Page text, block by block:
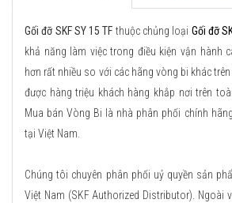
Gối đỡ SKF SY 15 TF thuộc chủng loại Gối đỡ
khả năng làm việc trong điều kiện vận hành
hơn rất nhiều so với các hãng vòng bi khác
được hàng triệu khách hàng khắp nơi trên
Mua bán Vòng Bi là nhà phân phối chính
tại Việt Nam.
Chúng tôi chuyên phân phối uỷ quyền sản
Việt Nam (SKF Authorized Distributor). Ngoài